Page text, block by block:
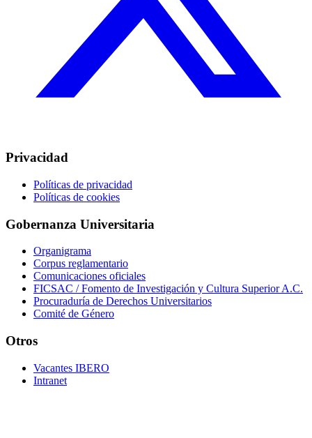
Privacidad
Políticas de privacidad
Políticas de cookies
Gobernanza Universitaria
Organigrama
Corpus reglamentario
Comunicaciones oficiales
FICSAC / Fomento de Investigación y Cultura Superior A.C.
Procuraduría de Derechos Universitarios
Comité de Género
Otros
Vacantes IBERO
Intranet